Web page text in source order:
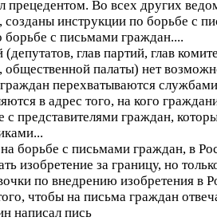
прецедентом. Во всех других
инструкции по борьбе с
борьбе с письмами граждан....
глав партий, глав
палаты) нет
перехватываются
в адрес того, на кого
с представителями граждан,
борьбе с письмами граждан, в
изобретение за границу, но
по внедрению изобретения в
чтобы на письма граждан
написал пись